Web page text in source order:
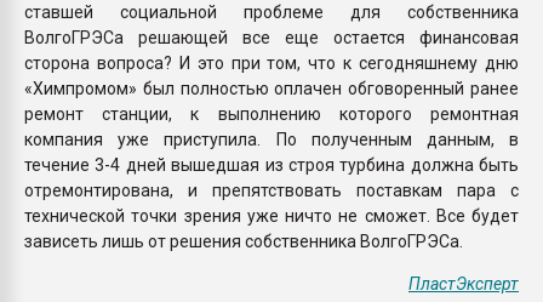
ставшей социальной проблеме для собственника
ВолгоГРЭСа решающей все еще остается финансовая
сторона вопроса? И это при том, что к сегодняшнему дню
«Химпромом» был полностью оплачен обговоренный ранее
ремонт станции, к выполнению которого ремонтная
компания уже приступила. По полученным данным, в
течение 3-4 дней вышедшая из строя турбина должна быть
отремонтирована, и препятствовать поставкам пара с
технической точки зрения уже ничто не сможет. Все будет
зависеть лишь от решения собственника ВолгоГРЭСа.
ПластЭксперт